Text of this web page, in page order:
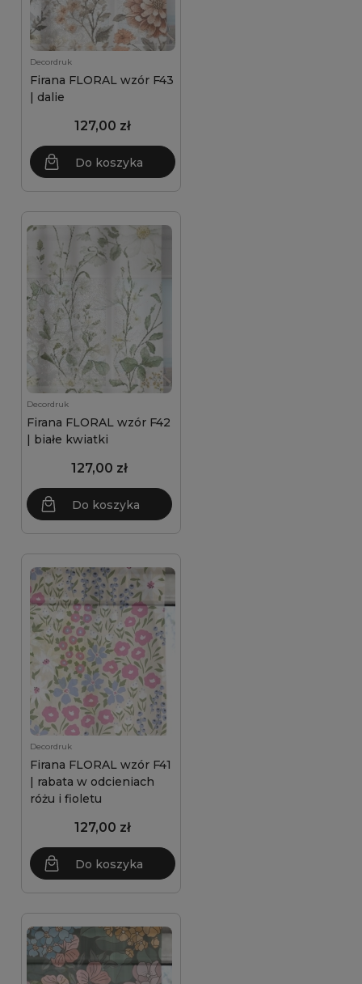
Decordruk
Firana FLORAL wzór F43
| dalie
127,00 zł
Do koszyka
Decordruk
Firana FLORAL wzór F42
| białe kwiatki
127,00 zł
Do koszyka
Decordruk
Firana FLORAL wzór F41
| rabata w odcieniach
różu i fioletu
127,00 zł
Do koszyka